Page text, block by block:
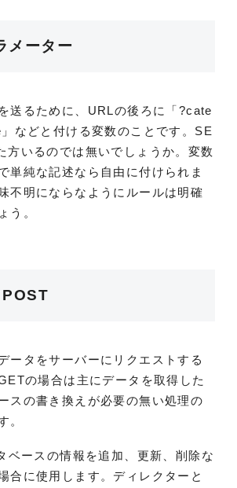
メーター
送るために、URLの後ろに「?cate
などと付ける変数のことです。SE
方いるのでは無いでしょうか。変数
単純な記述なら自由に付けられま
不明にならなようにルールは明確
う。
ータをサーバーにリクエストする
の場合は主にデータを取得した
スの書き換えが必要の無い処理の
。
ベースの情報を追加、更新、削除な
合に使用します。ディレクターと